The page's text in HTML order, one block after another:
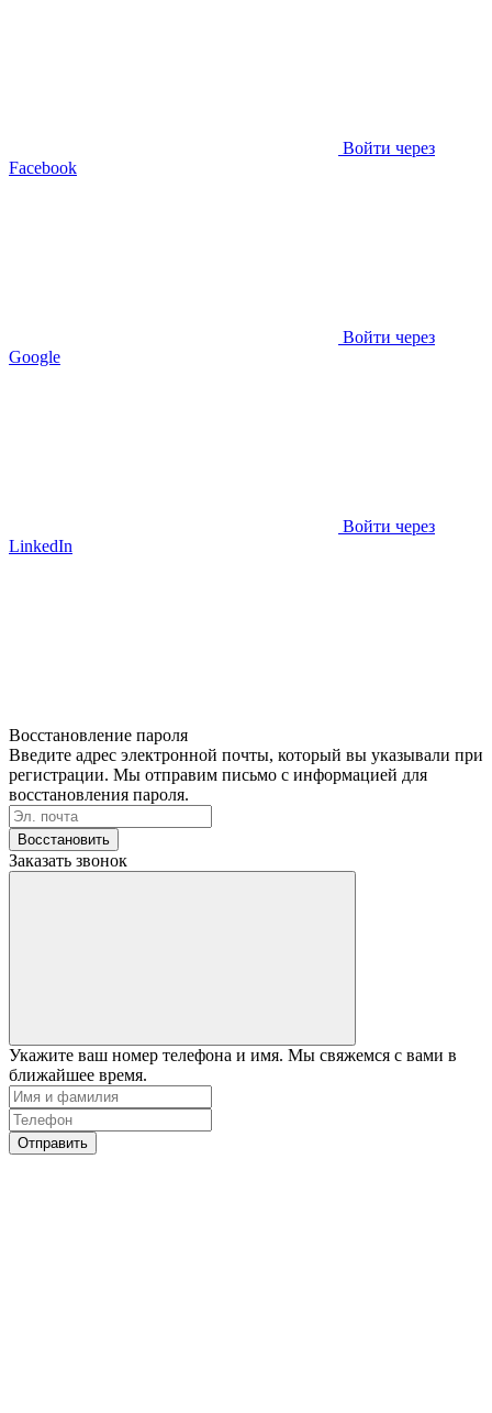
Войти через
Facebook
Войти через
Google
Войти через
LinkedIn
Восстановление пароля
Введите адрес электронной почты, который вы указывали при
регистрации. Мы отправим письмо с информацией для
восстановления пароля.
Восстановить
Заказать звонок
Укажите ваш номер телефона и имя. Мы свяжемся с вами в
ближайшее время.
Отправить